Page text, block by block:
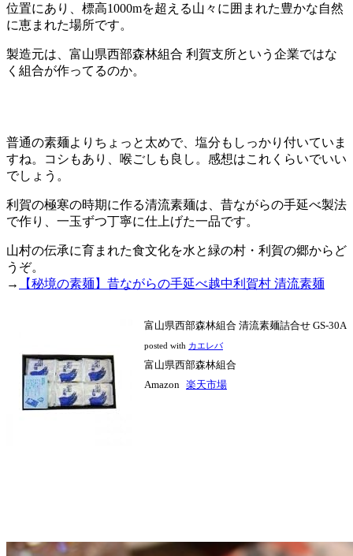
位置にあり、標高1000mを超える山々に囲まれた豊かな自然
に恵まれた場所です。
製造元は、富山県西部森林組合 利賀支所という企業ではな
く組合が作ってるのか。
普通の素麺よりちょっと太めで、塩分もしっかり付いていま
すね。コシもあり、喉ごしも良し。感想はこれくらいでいい
でしょう。
利賀の極寒の時期に作る清流素麺は、昔ながらの手延べ製法
で作り、一玉ずつ丁寧に仕上げた一品です。
山村の伝承に育まれた食文化を水と緑の村・利賀の郷からど
うぞ。
→
【秘境の素麺】昔ながらの手延べ越中利賀村 清流素麺
富山県西部森林組合 清流素麺詰合せ GS-30A
posted with カエレバ
富山県西部森林組合
Amazon 楽天市場